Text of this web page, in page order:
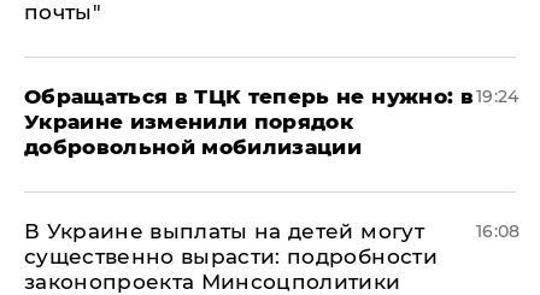
почты"
Обращаться в ТЦК теперь не нужно: в
Украине изменили порядок
добровольной мобилизации
19:24
В Украине выплаты на детей могут
существенно вырасти: подробности
законопроекта Минсоцполитики
16:08